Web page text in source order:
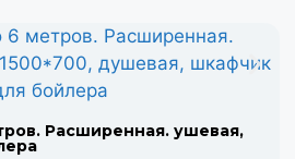
Расширенная. ушевая,